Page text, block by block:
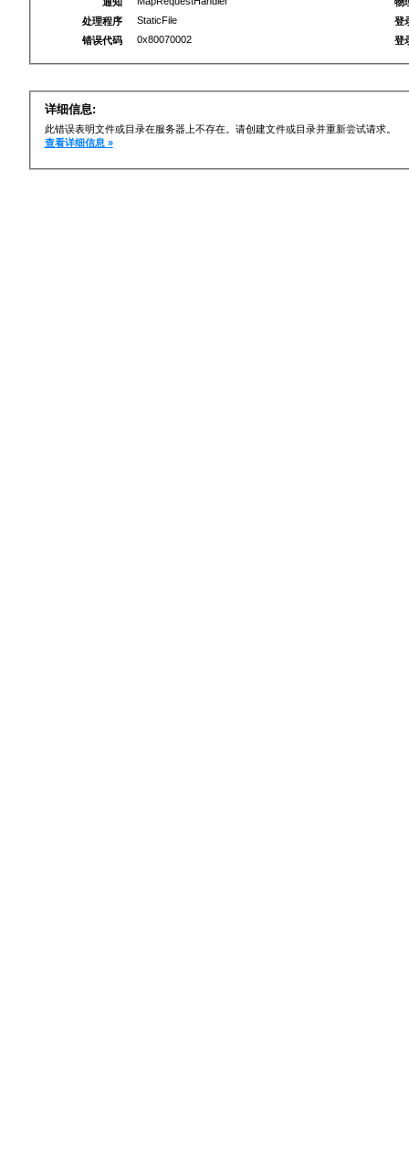
处理程序
StaticFile
错误代码
0x80070002
登
登
详细信息:
此错误表明文件或目录在服务器上不存在。请创建文件或目录并重新尝试请求。
查看详细信息 »